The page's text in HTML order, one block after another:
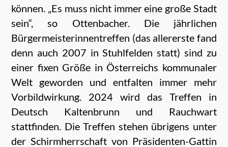
können. „Es muss nicht immer eine große Stadt
sein“, so Ottenbacher. Die jährlichen
Bürgermeisterinnentreffen (das allererste fand
denn auch 2007 in Stuhlfelden statt) sind zu
einer fixen Größe in Österreichs kommunaler
Welt geworden und entfalten immer mehr
Vorbildwirkung. 2024 wird das Treffen in
Deutsch Kaltenbrunn und Rauchwart
stattfinden. Die Treffen stehen übrigens unter
der Schirmherrschaft von Präsidenten-Gattin